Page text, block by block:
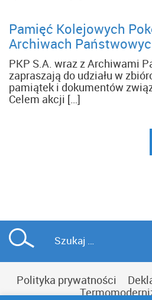
Pamięć Kolejowych
Archiwach
PKP S.A. wraz z Archiwami
zapraszają do udziału w
pamiątek i dokumentów
Celem akcji […]
Polityka prywatności